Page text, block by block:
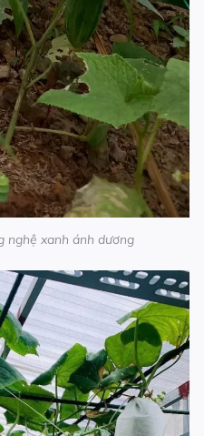
nghệ xanh ánh dương